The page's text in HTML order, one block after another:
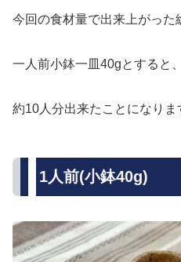
今回の食材量で出来上がった
一人前小鉢一皿40gとすると、
約10人分出来たことになりま
1人前(小鉢40g)